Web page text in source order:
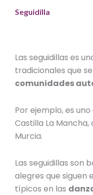
Seguidilla
Lasseguidillas es
tradicionalesque
comunidades
Por ejemplo, es uno
Castilla La Mancha,
Murcia.
Las seguidillas son
alegres que siguen
típicos en las